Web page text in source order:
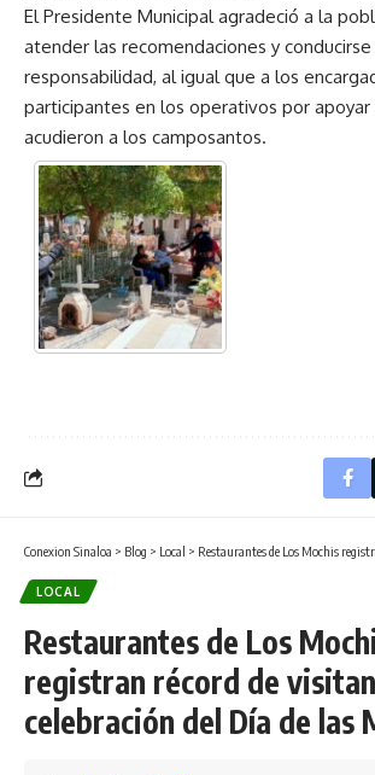
El Presidente Municipal agradeció a la
atender las recomendaciones y conducirse
responsabilidad, al igual que a los
participantes en los operativos por apoyar
acudieron a los camposantos.
Conexion Sinaloa > Blog > Local > Restaurantes de Los Mochis registran récord de
LOCAL
Restaurantes de Los
registran récord de
celebración del Día de las